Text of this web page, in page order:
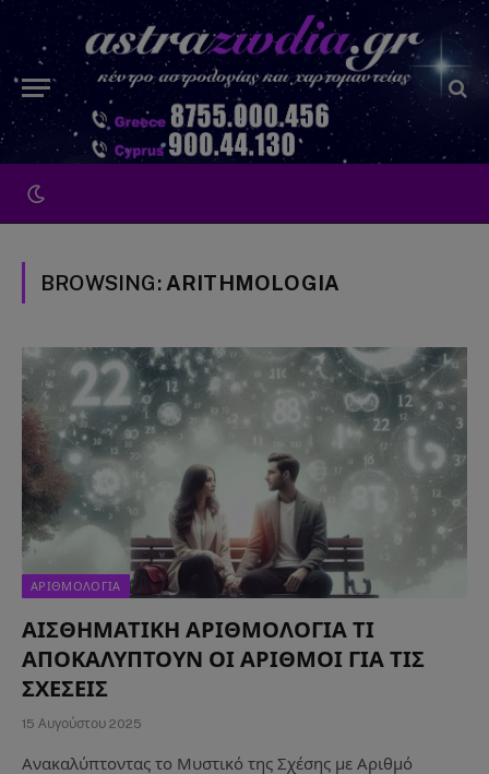
BROWSING: ARITHMOLOGIA
ΑΡΙΘΜΟΛΟΓΙΑ
ΑΙΣΘΗΜΑΤΙΚΗ ΑΡΙΘΜΟΛΟΓΙΑ ΤΙ
ΑΠΟΚΑΛΥΠΤΟΥΝ ΟΙ ΑΡΙΘΜΟΙ ΓΙΑ ΤΙΣ
ΣΧΕΣΕΙΣ
15 Αυγούστου 2025
Ανακαλύπτοντας το Μυστικό της Σχέσης με Αριθμό